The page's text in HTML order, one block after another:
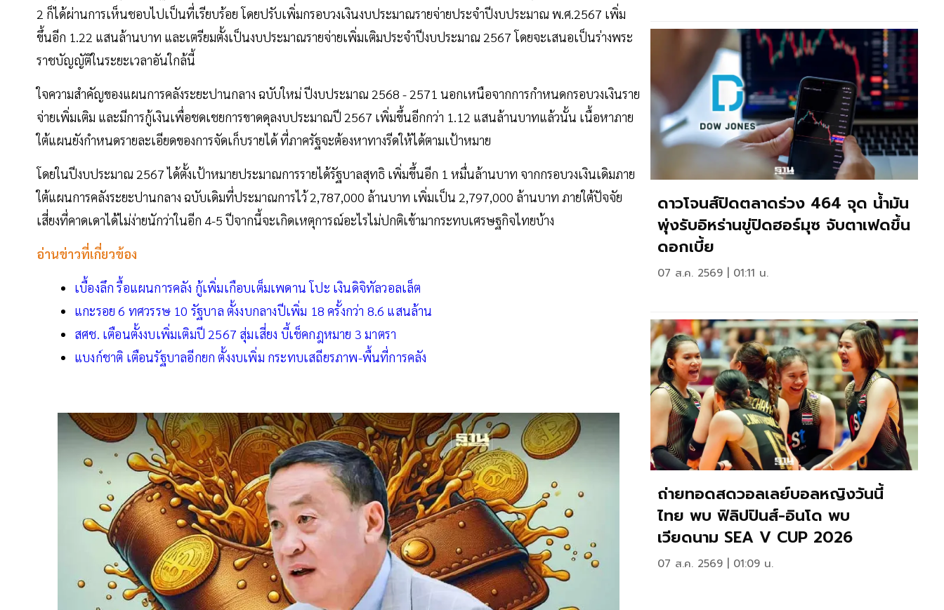
2 ก็ได้ผ่านการเห็นชอบไปเป็นที่เรียบร้อย โดยปรับเพิ่มกรอบวงเงินงบประมาณรายจ่ายประจำปีงบประมาณ พ.ศ.2567 เพิ่ม
ขึ้นอีก 1.22 แสนล้านบาท และเตรียมตั้งเป็นงบประมาณรายจ่ายเพิ่มเติมประจำปีงบประมาณ 2567 โดยจะเสนอเป็นร่างพระ
ราชบัญญัติในระยะเวลาอันใกล้นี้
ใจความสำคัญของแผนการคลังระยะปานกลาง ฉบับใหม่ ปีงบประมาณ 2568 - 2571 นอกเหนือจากการกำหนดกรอบวงเงินราย
จ่ายเพิ่มเติม และมีการกู้เงินเพื่อชดเชยการขาดดุลงบประมาณปี 2567 เพิ่มขึ้นอีกกว่า 1.12 แสนล้านบาทแล้วนั้น เนื้อหาภาย
ใต้แผนยังกำหนดรายละเอียดของการจัดเก็บรายได้ ที่ภาครัฐจะต้องหาทางรีดให้ได้ตามเป้าหมาย
โดยในปีงบประมาณ 2567 ได้ตั้งเป้าหมายประมาณการรายได้รัฐบาลสุทธิ เพิ่มขึ้นอีก 1 หมื่นล้านบาท จากกรอบวงเงินเดิมภาย
ใต้แผนการคลังระยะปานกลาง ฉบับเดิมที่ประมาณการไว้ 2,787,000 ล้านบาท เพิ่มเป็น 2,797,000 ล้านบาท ภายใต้ปัจจัย
เสี่ยงที่คาดเดาได้ไม่ง่ายนักว่าในอีก 4-5 ปีจากนี้จะเกิดเหตุการณ์อะไรไม่ปกติเข้ามากระทบเศรษฐกิจไทยบ้าง
อ่านข่าวที่เกี่ยวข้อง
เบื้องลึก รื้อแผนการคลัง กู้เพิ่มเกือบเต็มเพดาน โปะ เงินดิจิทัลวอลเล็ต
แกะรอย 6 ทศวรรษ 10 รัฐบาล ตั้งงบกลางปีเพิ่ม 18 ครั้งกว่า 8.6 แสนล้าน
สศช. เตือนตั้งงบเพิ่มเติมปี 2567 สุ่มเสี่ยง บี้เช็คกฎหมาย 3 มาตรา
แบงก์ชาติ เตือนรัฐบาลอีกยก ตั้งงบเพิ่ม กระทบเสถียรภาพ-พื้นที่การคลัง
ดาวโจนส์ปิดตลาดร่วง 464 จุด น้ำมัน
พุ่งรับอิหร่านขู่ปิดฮอร์มุซ จับตาเฟดขึ้น
ดอกเบี้ย
07 ส.ค. 2569 | 01:11 น.
ถ่ายทอดสดวอลเลย์บอลหญิงวันนี้
ไทย พบ ฟิลิปปินส์-อินโด พบ
เวียดนาม SEA V CUP 2026
07 ส.ค. 2569 | 01:09 น.